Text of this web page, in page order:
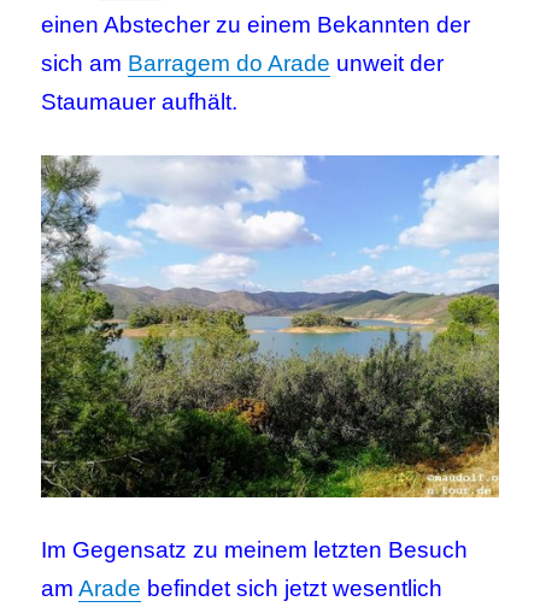
einen Abstecher zu einem Bekannten der
sich am Barragem do Arade unweit der
Staumauer aufhält.
Im Gegensatz zu meinem letzten Besuch
amArade befindet sich jetzt wesentlich